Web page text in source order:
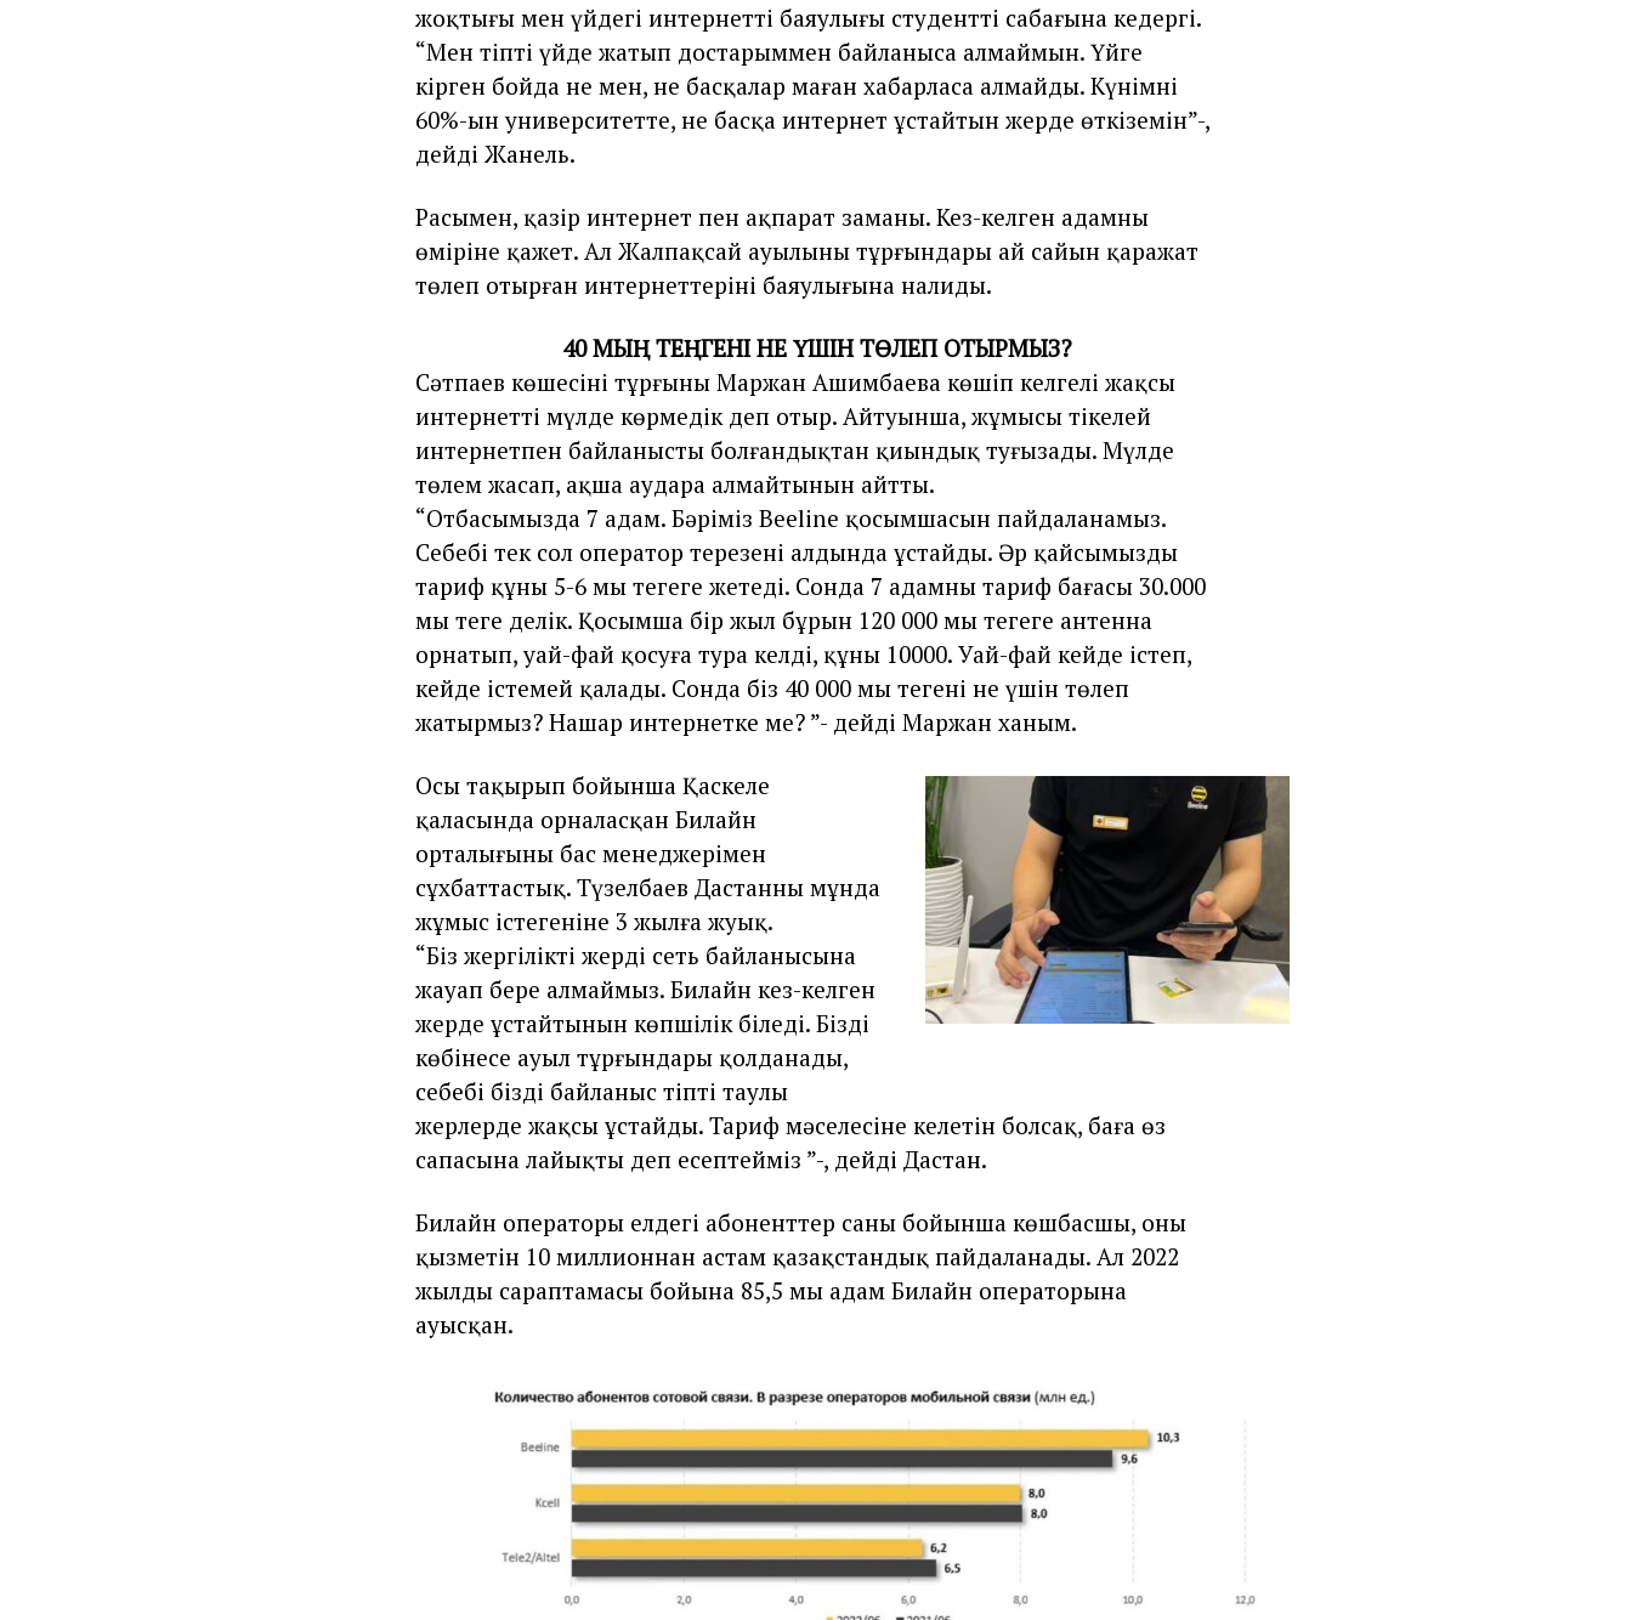
жоқтығы мен үйдегі интернеттің баяулығы студенттің сабағына кедергі.
“Мен тіпті үйде жатып достарыммен байланыса алмаймын. Үйге
кірген бойда не мен, не басқалар маған хабарласа алмайды. Күнімнің
60%-ын университетте, не басқа интернет ұстайтын жерде өткіземін”-,
дейді Жанель.
Расымен, қазір интернет пен ақпарат заманы. Кез-келген адамның
өміріне қажет. Ал Жалпақсай ауылының тұрғындары ай сайын қаражат
төлеп отырған интернеттерінің баяулығына налиды.
40МЫҢТЕҢГЕНІ НЕ ҮШІН ТӨЛЕП ОТЫРМЫЗ?
Сәтпаев көшесінің тұрғыны Маржан Ашимбаева көшіп келгелі жақсы
интернетті мүлде көрмедік деп отыр. Айтуынша, жұмысы тікелей
интернетпен байланысты болғандықтан қиындық туғызады. Мүлде
төлем жасап, ақша аудара алмайтынын айтты.
“Отбасымызда 7 адам. Бәріміз Beeline қосымшасын пайдаланамыз.
Себебі тек сол оператор терезенің алдында ұстайды. Әр қайсымыздың
тариф құны 5-6 мың теңгеге жетеді. Сонда 7 адамның тариф бағасы 30.000
мың теңге делік. Қосымша бір жыл бұрын 120 000 мың теңгеге антенна
орнатып, уай-фай қосуға тура келді, құны 10000. Уай-фай кейде істеп,
кейде істемей қалады. Сонда біз 40 000 мың теңгені не үшін төлеп
жатырмыз? Нашар интернетке ме? ”- дейді Маржан ханым.
Осы тақырып бойынша Қаскелең
қаласында орналасқан Билайн
орталығының бас менеджерімен
сұхбаттастық. Түзелбаев Дастанның мұнда
жұмыс істегеніне 3 жылға жуық.
“Біз жергілікті жердің сеть байланысына
жауап бере алмаймыз. Билайн кез-келген
жерде ұстайтынын көпшілік біледі. Бізді
көбінесе ауыл тұрғындары қолданады,
себебі біздің байланыс тіпті таулы
жерлерде жақсы ұстайды. Тариф мәселесіне келетін болсақ, баға өз
сапасына лайықты деп есептейміз ”-, дейді Дастан.
Билайн операторы елдегі абоненттер саны бойынша көшбасшы, оның
қызметін 10 миллионнан астам қазақстандық пайдаланады. Ал 2022
жылдың сараптамасы бойына 85,5 мың адам Билайн операторына
ауысқан.